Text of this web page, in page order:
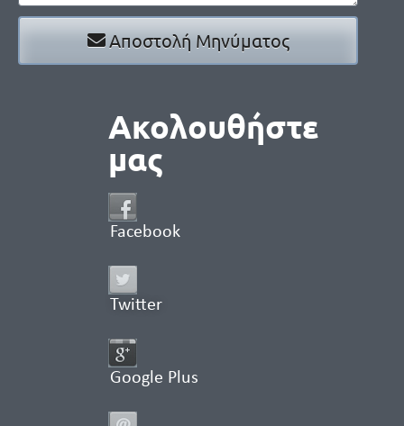
Αποστολή Μηνύματος
Ακολουθήστε
μας
Facebook
Twitter
Google Plus